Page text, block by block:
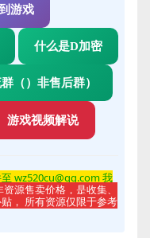
游戏
什么是D加密
（）非售后群）
游戏视频解说
wz520cu@qq.com 我
源售卖价格，是收集、
， 所有资源仅限于参考